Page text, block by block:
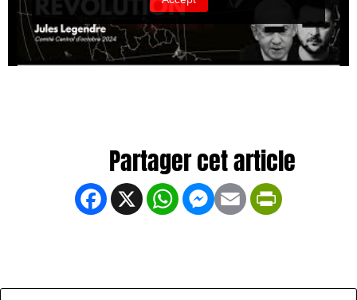
Facebook
X WhatsApp
Messenger
Email